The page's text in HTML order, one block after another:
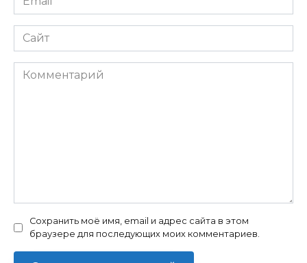
*
Сайт
Комментарий
Сохранить моё имя, email и адрес сайта в этом
браузере для последующих моих комментариев.